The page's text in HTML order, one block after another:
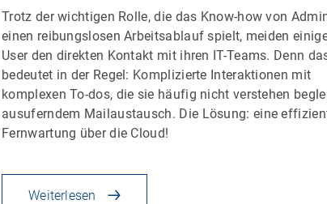
Trotz der wichtigen Rolle, die das Know-how von
einen reibungslosen Arbeitsablauf spielt, meiden
User den direkten Kontakt mit ihren IT-Teams. Denn
bedeutet in der Regel: Komplizierte Interaktionen mit
komplexen To-dos, die sie häufig nicht verstehen
ausuferndem Mailaustausch. Die Lösung: eine
Fernwartung über die Cloud!
Weiterlesen